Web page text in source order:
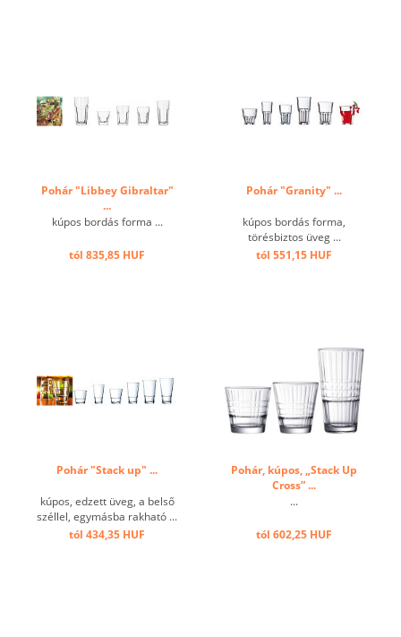
Pohár "Libbey Gibraltar"
...
kúpos bordás forma ...
tól 835,85 HUF
Pohár "Granity" ...
kúpos bordás forma,
törésbiztos üveg ...
tól 551,15 HUF
Pohár "Stack up" ...
kúpos, edzett üveg, a belső
széllel, egymásba rakható ...
tól 434,35 HUF
Pohár, kúpos, „Stack Up
Cross” ...
...
tól 602,25 HUF